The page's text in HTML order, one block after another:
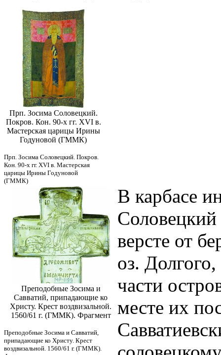
Прп. Зосима Соловецкий.
Покров. Кон. 90-х гг. XVI в.
Мастерская царицы Ирины
Годуновой (ГММК)
Прп. Зосима Соловецкий. Покров.
Кон. 90-х гг. XVI в. Мастерская
царицы Ирины Годуновой
(ГММК)
Преподобные Зосима и
Савватий, припадающие ко
Христу. Крест воздвизальной.
1560/61 г. (ГММК). Фрагмент
Преподобные Зосима и Савватий,
припадающие ко Христу. Крест
воздвизальной. 1560/61 г. (ГММК).
В карбасе
Соловецкий
версте от
оз.
части
месте их